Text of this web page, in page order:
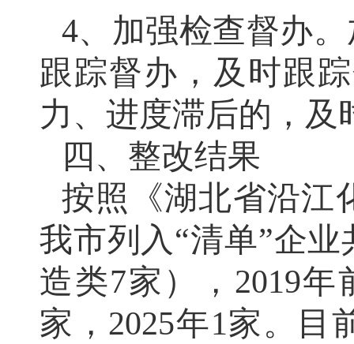
4、加强检查督办。
跟踪督办，及时跟
力、进度滞后的，及
四、整改结果
按照《湖北省沿江
我市列入“清单”企
造类7家），2019年
家，2025年1家。目